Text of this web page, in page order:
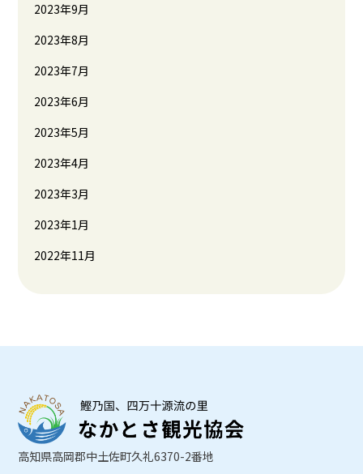
2023年9月
2023年8月
2023年7月
2023年6月
2023年5月
2023年4月
2023年3月
2023年1月
2022年11月
高知県高岡郡中土佐町久礼6370-2番地